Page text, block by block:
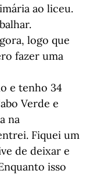
ao liceu.
logo que
fazer uma
e tenho 34
Verde e
na
Fiquei um
de deixar e
isso